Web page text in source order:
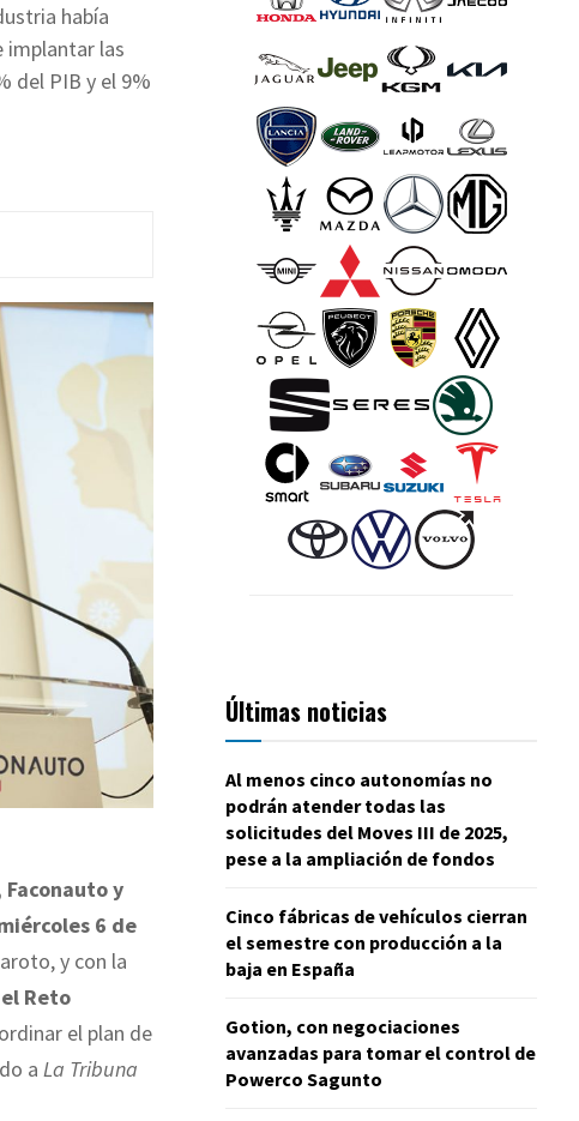
había
implantar las
del PIB y el 9%
y
6 de
y con la
Reto
el plan de
a La Tribuna
Últimas noticias
Al menos cinco autonomías no
podrán atender todas las
solicitudes del Moves III de 2025,
pese a la ampliación de fondos
Cinco fábricas de vehículos cierran
el semestre con producción a la
baja en España
Gotion, con negociaciones
avanzadas para tomar el control de
Powerco Sagunto